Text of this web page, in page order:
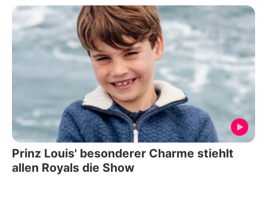
Prinz Louis' besonderer Charme stiehlt
allen Royals die Show